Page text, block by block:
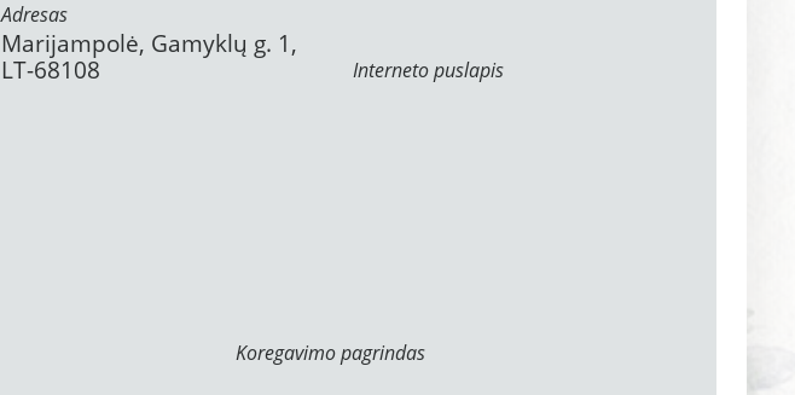
Adresas
Marijampolė, Gamyklų g. 1,
LT-68108
Interneto puslapis
Koregavimo pagrindas